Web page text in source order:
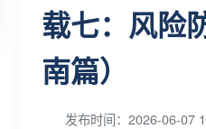
载七：风险
南篇）
发布时间：2026-06-07